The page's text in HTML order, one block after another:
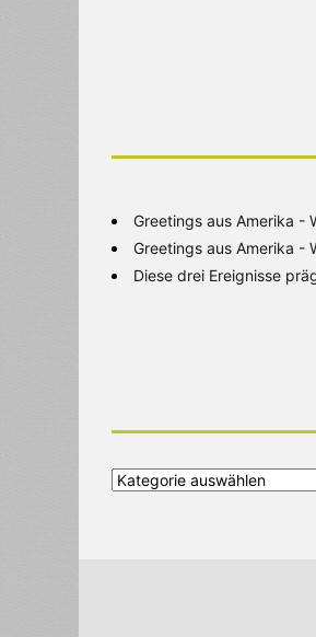
Greetings aus Amerika -
Greetings aus Amerika -
Diese drei Ereignisse
Alle